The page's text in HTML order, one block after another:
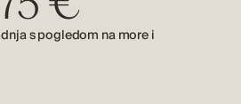
s pogledom na more i